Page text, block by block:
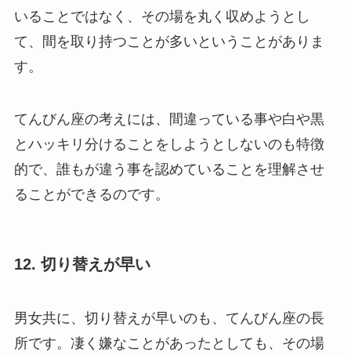
いることではなく、その場を丸く収めようとし
て、間を取り持つことが多いということがありま
す。
てんびん座の考えには、間違っている事や白や黒
とハッキリ分けることをしようとしないのも特徴
的で、誰もが違う事を認めていることを理解させ
ることができるのです。
12. 切り替えが早い
男女共に、切り替えが早いのも、てんびん座の長
所です。凄く嫌なことがあったとしても、その場